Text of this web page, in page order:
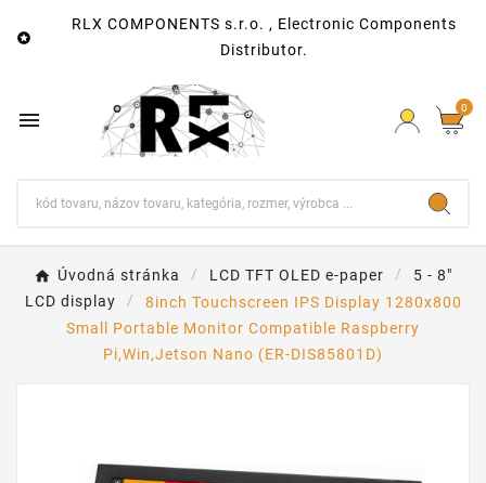

RLX COMPONENTS s.r.o. , Electronic Components
Distributor.
 0
Úvodná stránka LCD TFT OLED e-paper
5 - 8"
LCD display
8inch Touchscreen IPS Display 1280x800
Small Portable Monitor Compatible Raspberry
Pi,Win,Jetson Nano (ER-DIS85801D)